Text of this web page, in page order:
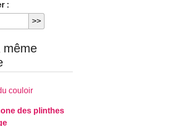
:
même
couloir
des plinthes